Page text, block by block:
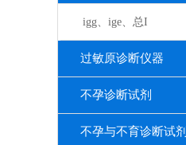
igg、ige、总I
过敏原诊断仪器
不孕诊断试剂
不孕与不育诊断试剂